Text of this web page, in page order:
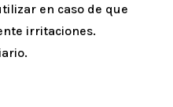
en caso de que
irritaciones.